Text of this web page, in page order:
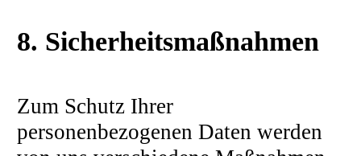
8. Sicherheitsmaßnahmen
Zum Schutz Ihrer
personenbezogenen Daten werden